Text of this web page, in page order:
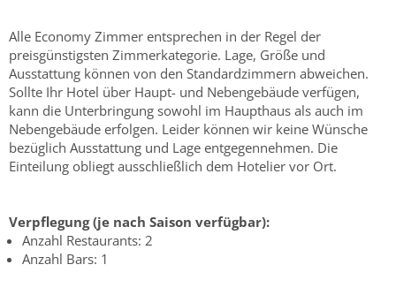
Alle Economy Zimmer entsprechen in der Regel der
preisgünstigsten Zimmerkategorie. Lage, Größe und
Ausstattung können von den Standardzimmern abweichen.
Sollte Ihr Hotel über Haupt- und Nebengebäude verfügen,
kann die Unterbringung sowohl im Haupthaus als auch im
Nebengebäude erfolgen. Leider können wir keine Wünsche
bezüglich Ausstattung und Lage entgegennehmen. Die
Einteilung obliegt ausschließlich dem Hotelier vor Ort.
Verpflegung (je nach Saison verfügbar):
Anzahl Restaurants: 2
Anzahl Bars: 1